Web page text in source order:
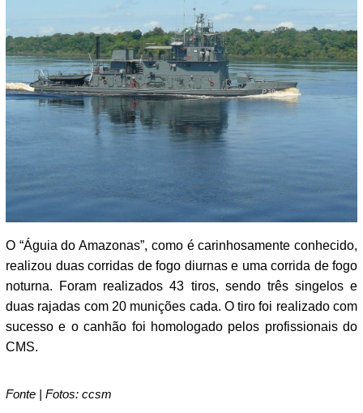
O “Águia do Amazonas”, como é carinhosamente conhecido,
realizou duas corridas de fogo diurnas e uma corrida de fogo
noturna. Foram realizados 43 tiros, sendo três singelos e
duas rajadas com 20 munições cada. O tiro foi realizado com
sucesso e o canhão foi homologado pelos profissionais do
CMS.
Fonte | Fotos: ccsm